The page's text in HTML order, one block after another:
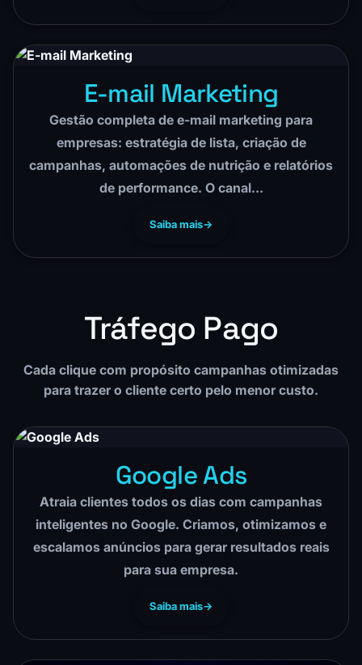
E-mail Marketing
Gestão completa de e-mail marketing para
empresas: estratégia de lista, criação de
campanhas, automações de nutrição e relatórios
de performance. O canal…
Saiba mais
Tráfego Pago
Cada clique com propósito campanhas otimizadas
para trazer o cliente certo pelo menor custo.
Google Ads
Atraia clientes todos os dias com campanhas
inteligentes no Google. Criamos, otimizamos e
escalamos anúncios para gerar resultados reais
para sua empresa.
Saiba mais